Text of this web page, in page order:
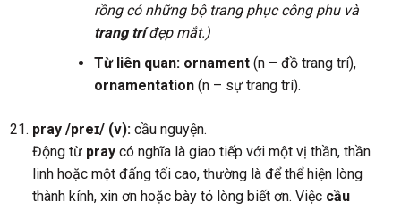
rồng có những bộ trang phục công phu và
trang tríđẹp mắt.)
Từ liên quan: ornament(n – đồ trang trí),
ornamentation(n – sự trang trí).
pray /preɪ/ (v):cầu nguyện.
Động từ praycó nghĩa là giao tiếp với một vị thần, thần
linh hoặc một đấng tối cao, thường là để thể hiện lòng
thành kính, xin ơn hoặc bày tỏ lòng biết ơn. Việc cầu